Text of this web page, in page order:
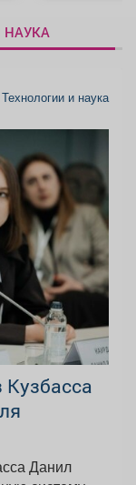
НАУКА
Технологии и наука
Данил